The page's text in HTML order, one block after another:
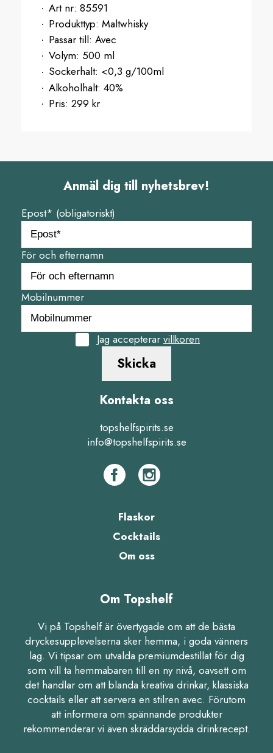
Art nr: 85591
Produkttyp: Maltwhisky
Passar till: Avec
Volym: 500 ml
Sockerhalt: <0,3 g/100ml
Alkoholhalt: 40%
Pris: 299 kr
Anmäl dig till nyhetsbrev!
Epost* (obligatoriskt)
För och efternamn
Mobilnummer
Jag accepterar villkoren
Skicka
Kontakta oss
topshelfspirits.se
info@topshelfspirits.se
Flaskor
Cocktails
Om oss
Om Topshelf
Vi på Topshelf är övertygade om att de bästa
dryckesupplevelserna sker hemma, i goda vänners
lag. Vi tipsar om utvalda premiumdestillat för dig
som vill ta hemmabaren till en ny nivå, oavsett om
det handlar om att blanda kreativa drinkar, klassiska
cocktails eller att servera en stilren avec. Förutom
att informera om spännande produkter
rekommenderar vi även skräddarsydda drinkrecept.